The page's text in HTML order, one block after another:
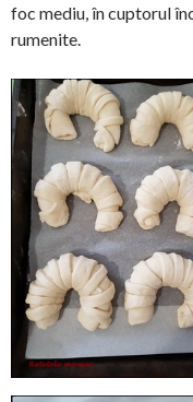
foc mediu, în cuptorul
rumenite.